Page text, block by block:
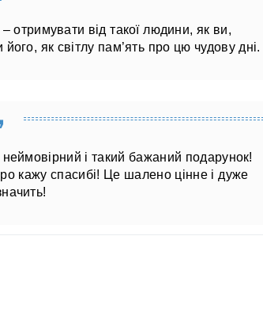
отримувати від такої людини, як ви,
як світлу пам’ять про цю чудову дні.
і такий бажаний подарунок!
кажу спасибі! Це шалено цінне і дуже